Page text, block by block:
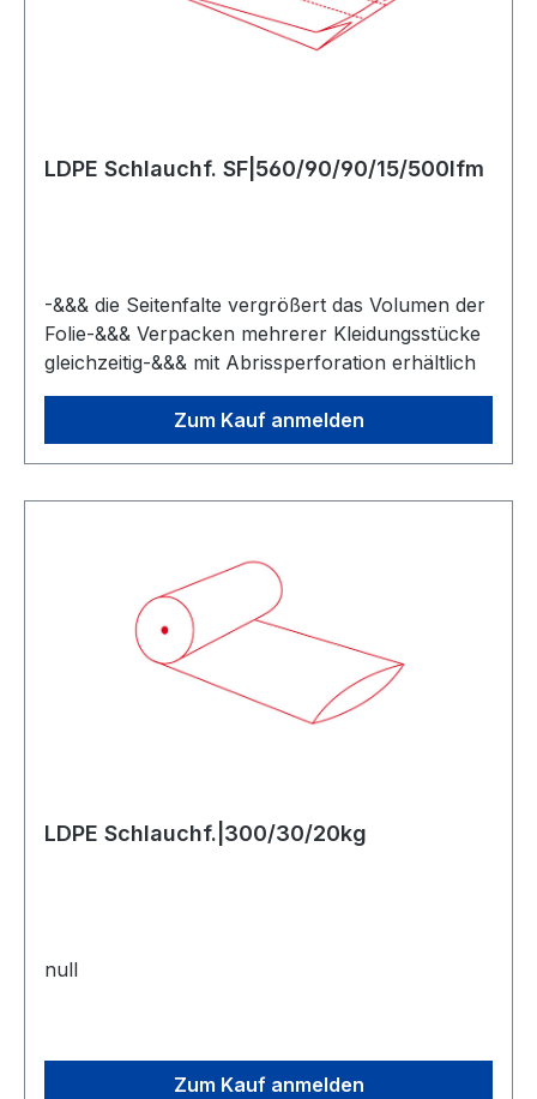
LDPE Schlauchf. SF|560/90/90/15/500lfm
-&&& die Seitenfalte vergrößert das Volumen der
Folie-&&& Verpacken mehrerer Kleidungsstücke
gleichzeitig-&&& mit Abrissperforation erhältlich
Zum Kauf anmelden
LDPE Schlauchf.|300/30/20kg
null
Zum Kauf anmelden